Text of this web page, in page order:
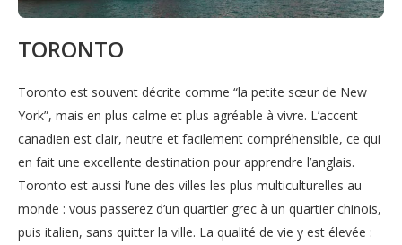
TORONTO
Toronto est souvent décrite comme “la petite sœur de New
York”, mais en plus calme et plus agréable à vivre. L’accent
canadien est clair, neutre et facilement compréhensible, ce qui
en fait une excellente destination pour apprendre l’anglais.
Toronto est aussi l’une des villes les plus multiculturelles au
monde : vous passerez d’un quartier grec à un quartier chinois,
puis italien, sans quitter la ville. La qualité de vie y est élevée :